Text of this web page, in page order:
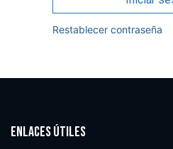
Restablecer contraseña
Enlaces útiles